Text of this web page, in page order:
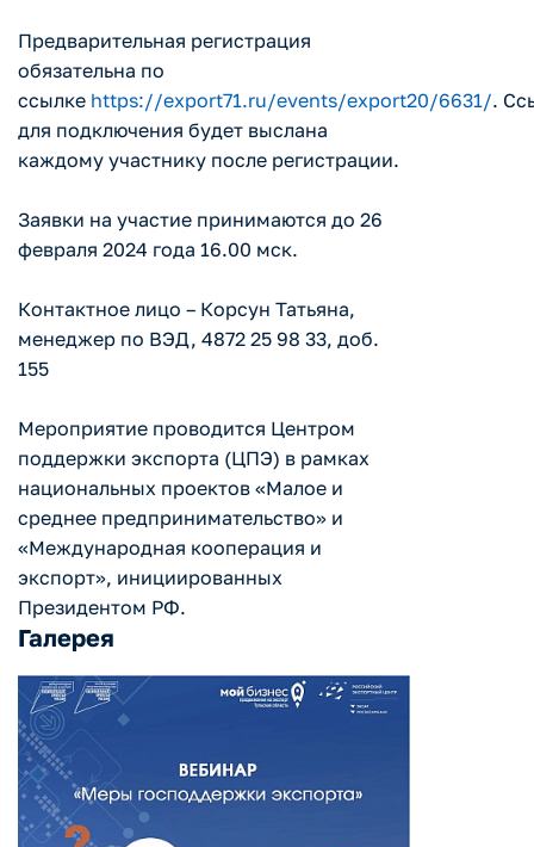
Предварительная регистрация
обязательна по
ссылке https://export71.ru/events/export20/6631/.
для подключения будет выслана
каждому участнику после регистрации.
Заявки на участие принимаются до 26
февраля 2024 года 16.00 мск.
Контактное лицо – Корсун Татьяна,
менеджер по ВЭД, 4872 25 98 33, доб.
155
Мероприятие проводится Центром
поддержки экспорта (ЦПЭ) в рамках
национальных проектов «Малое и
среднее предпринимательство» и
«Международная кооперация и
экспорт», инициированных
Президентом РФ.
Галерея